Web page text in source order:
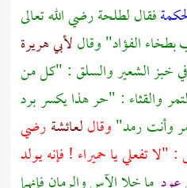
فقاللطلحةرضي الله تعالى
الفؤاد"وقاللأبي هريرة
خبز الشعير والسلق : "كل من
والقثاء : "حر هذا يكسر برد
وأنت رمد"وقاللعائشةرضي
: "لا تفعلي يا حميراء ! فإنه يولد